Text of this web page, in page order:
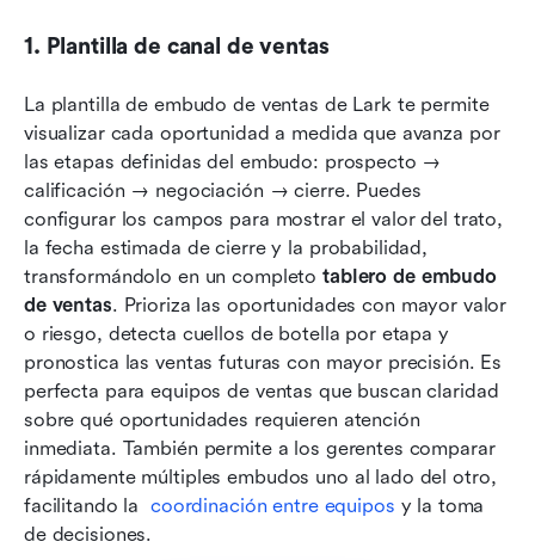
1. Plantilla de canal de ventas
La plantilla de embudo de ventas de Lark te permite
visualizar cada oportunidad a medida que avanza por
las etapas definidas del embudo: prospecto →
calificación → negociación → cierre. Puedes
configurar los campos para mostrar el valor del trato,
la fecha estimada de cierre y la probabilidad,
transformándolo en un completo tablero de embudo
de ventas. Prioriza las oportunidades con mayor valor
o riesgo, detecta cuellos de botella por etapa y
pronostica las ventas futuras con mayor precisión. Es
perfecta para equipos de ventas que buscan claridad
sobre qué oportunidades requieren atención
inmediata. También permite a los gerentes comparar
rápidamente múltiples embudos uno al lado del otro,
facilitando la coordinación entre equipos y la toma
de decisiones.